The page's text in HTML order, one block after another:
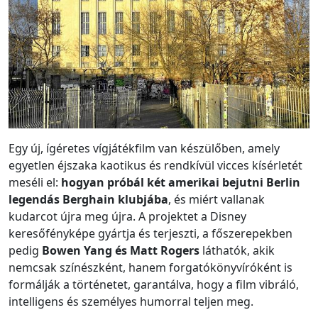
Egy új, ígéretes vígjátékfilm van készülőben, amely
egyetlen éjszaka kaotikus és rendkívül vicces kísérletét
meséli el: hogyan próbál két amerikai bejutni Berlin
legendás Berghain klubjába, és miért vallanak
kudarcot újra meg újra. A projektet a Disney
keresőfényképe gyártja és terjeszti, a főszerepekben
pedig Bowen Yang és Matt Rogers láthatók, akik
nemcsak színészként, hanem forgatókönyvíróként is
formálják a történetet, garantálva, hogy a film vibráló,
intelligens és személyes humorral teljen meg.